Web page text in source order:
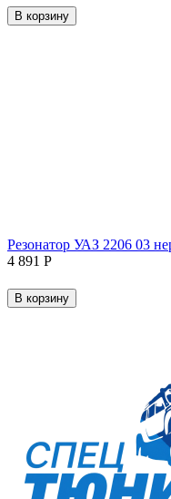
В корзину
Резонатор УАЗ 2206 03
4 891 Р
В корзину